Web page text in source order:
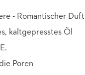
- Romantischer Duft
kaltgepresstes Öl
Poren